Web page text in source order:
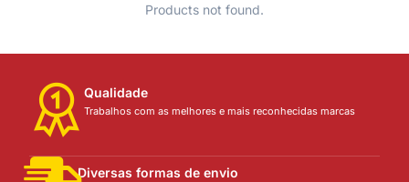
Products not found.
Qualidade
Trabalhos com as melhores e mais reconhecidas marcas
Diversas formas de envio